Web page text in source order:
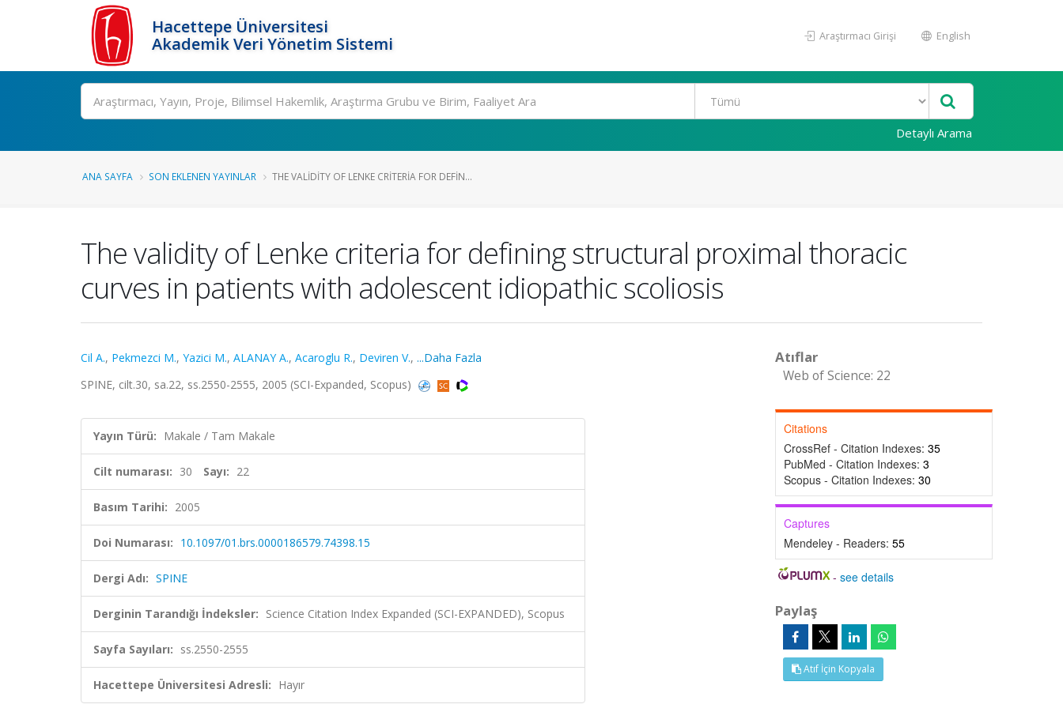
Hacettepe Üniversitesi
Akademik Veri Yönetim Sistemi
Araştırmacı Girişi English
Ara
Detaylı Arama
ANA SAYFA SON EKLENEN YAYINLAR THE VALIDITY OF LENKE CRITERIA FOR DEFIN...
The validity of Lenke criteria for defining structural proximal thoracic
curves in patients with adolescent idiopathic scoliosis
Cil A., Pekmezci M., Yazici M., ALANAY A., Acaroglu R., Deviren V., ...Daha Fazla
SPINE, cilt.30, sa.22, ss.2550-2555, 2005 (SCI-Expanded, Scopus)
Yayın Türü: Makale / Tam Makale
Cilt numarası: 30 Sayı: 22
Basım Tarihi: 2005
Doi Numarası: 10.1097/01.brs.0000186579.74398.15
Dergi Adı: SPINE
Derginin Tarandığı İndeksler: Science Citation Index Expanded (SCI-EXPANDED), Scopus
Sayfa Sayıları: ss.2550-2555
Hacettepe Üniversitesi Adresli: Hayır
Atıflar
Web of Science: 22
Citations
CrossRef - Citation Indexes: 35
PubMed - Citation Indexes: 3
Scopus - Citation Indexes: 30
Captures
Mendeley - Readers: 55
-see details
Paylaş
Atıf İçin Kopyala